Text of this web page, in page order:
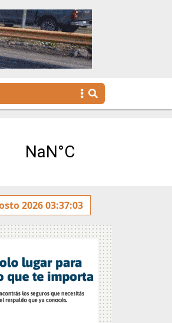
Fuego presentó la Plataforma
2026 03:37:03